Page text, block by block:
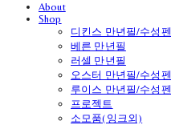
About
Shop
디킨스 만년필/수성펜
베른 만년필
러셀 만년필
오스터 만년필/수성펜
루이스 만년필/수성펜
프로젝트
소모품(잉크외)